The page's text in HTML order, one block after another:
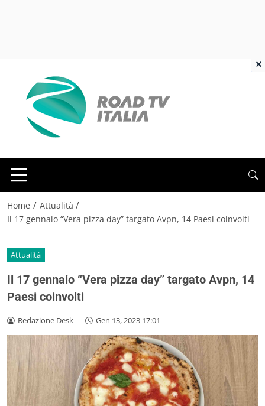
Home / Attualità /
Il 17 gennaio “Vera pizza day” targato Avpn, 14 Paesi coinvolti
Attualità
Il 17 gennaio “Vera pizza day” targato Avpn, 14
Paesi coinvolti
Redazione Desk - Gen 13, 2023 17:01
×